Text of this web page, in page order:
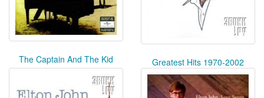
The Captain And The Kid Greatest Hits 1970-2002